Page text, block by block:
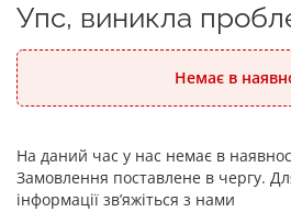
Упс, виникла
Немає в
На даний час у нас немає в
Замовлення поставлене в чергу.
інформації зв’яжіться з нами